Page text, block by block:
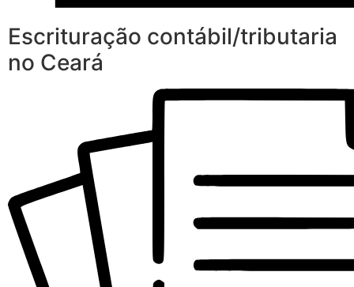
Escrituração contábil/tributaria
no Ceará